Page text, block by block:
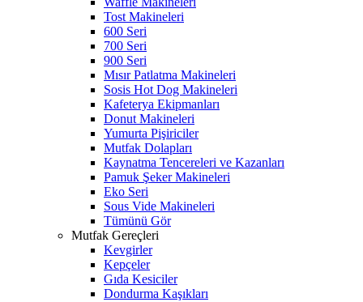
Tost Makineleri
600 Seri
700 Seri
900 Seri
Mısır Patlatma Makineleri
Sosis Hot Dog Makineleri
Kafeterya Ekipmanları
Donut Makineleri
Yumurta Pişiriciler
Mutfak Dolapları
Kaynatma Tencereleri ve Kazanları
Pamuk Şeker Makineleri
Eko Seri
Sous Vide Makineleri
Tümünü Gör
Mutfak Gereçleri
Kevgirler
Kepçeler
Gıda Kesiciler
Dondurma Kaşıkları